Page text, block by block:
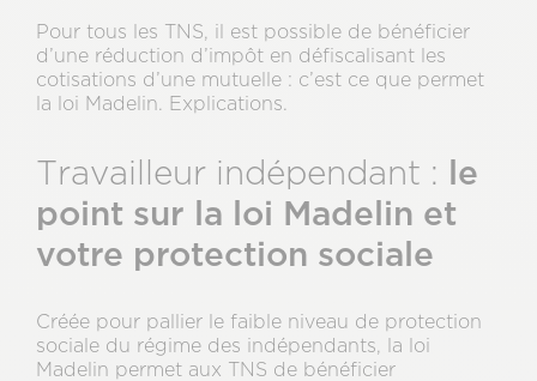
Pour tous les TNS, il est possible de bénéficier
d’une réduction d’impôt en défiscalisant les
cotisations d’une mutuelle : c’est ce que permet
la loi Madelin. Explications.
Travailleur indépendant : le
point sur la loi Madelin et
votre protection sociale
Créée pour pallier le faible niveau de protection
sociale du régime des indépendants, la loi
Madelin permet aux TNS de bénéficier